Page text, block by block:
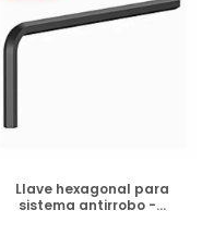
DISPONIBLE
Llave hexagonal para
sistema antirrobo -...